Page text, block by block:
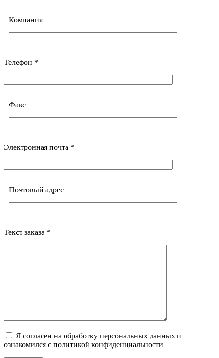
Компания
Телефон *
Факс
Электронная почта *
Почтовый адреc
Текст заказа *
Я согласен на обработку персональных данных и
ознакомился с политикой конфиденциальности